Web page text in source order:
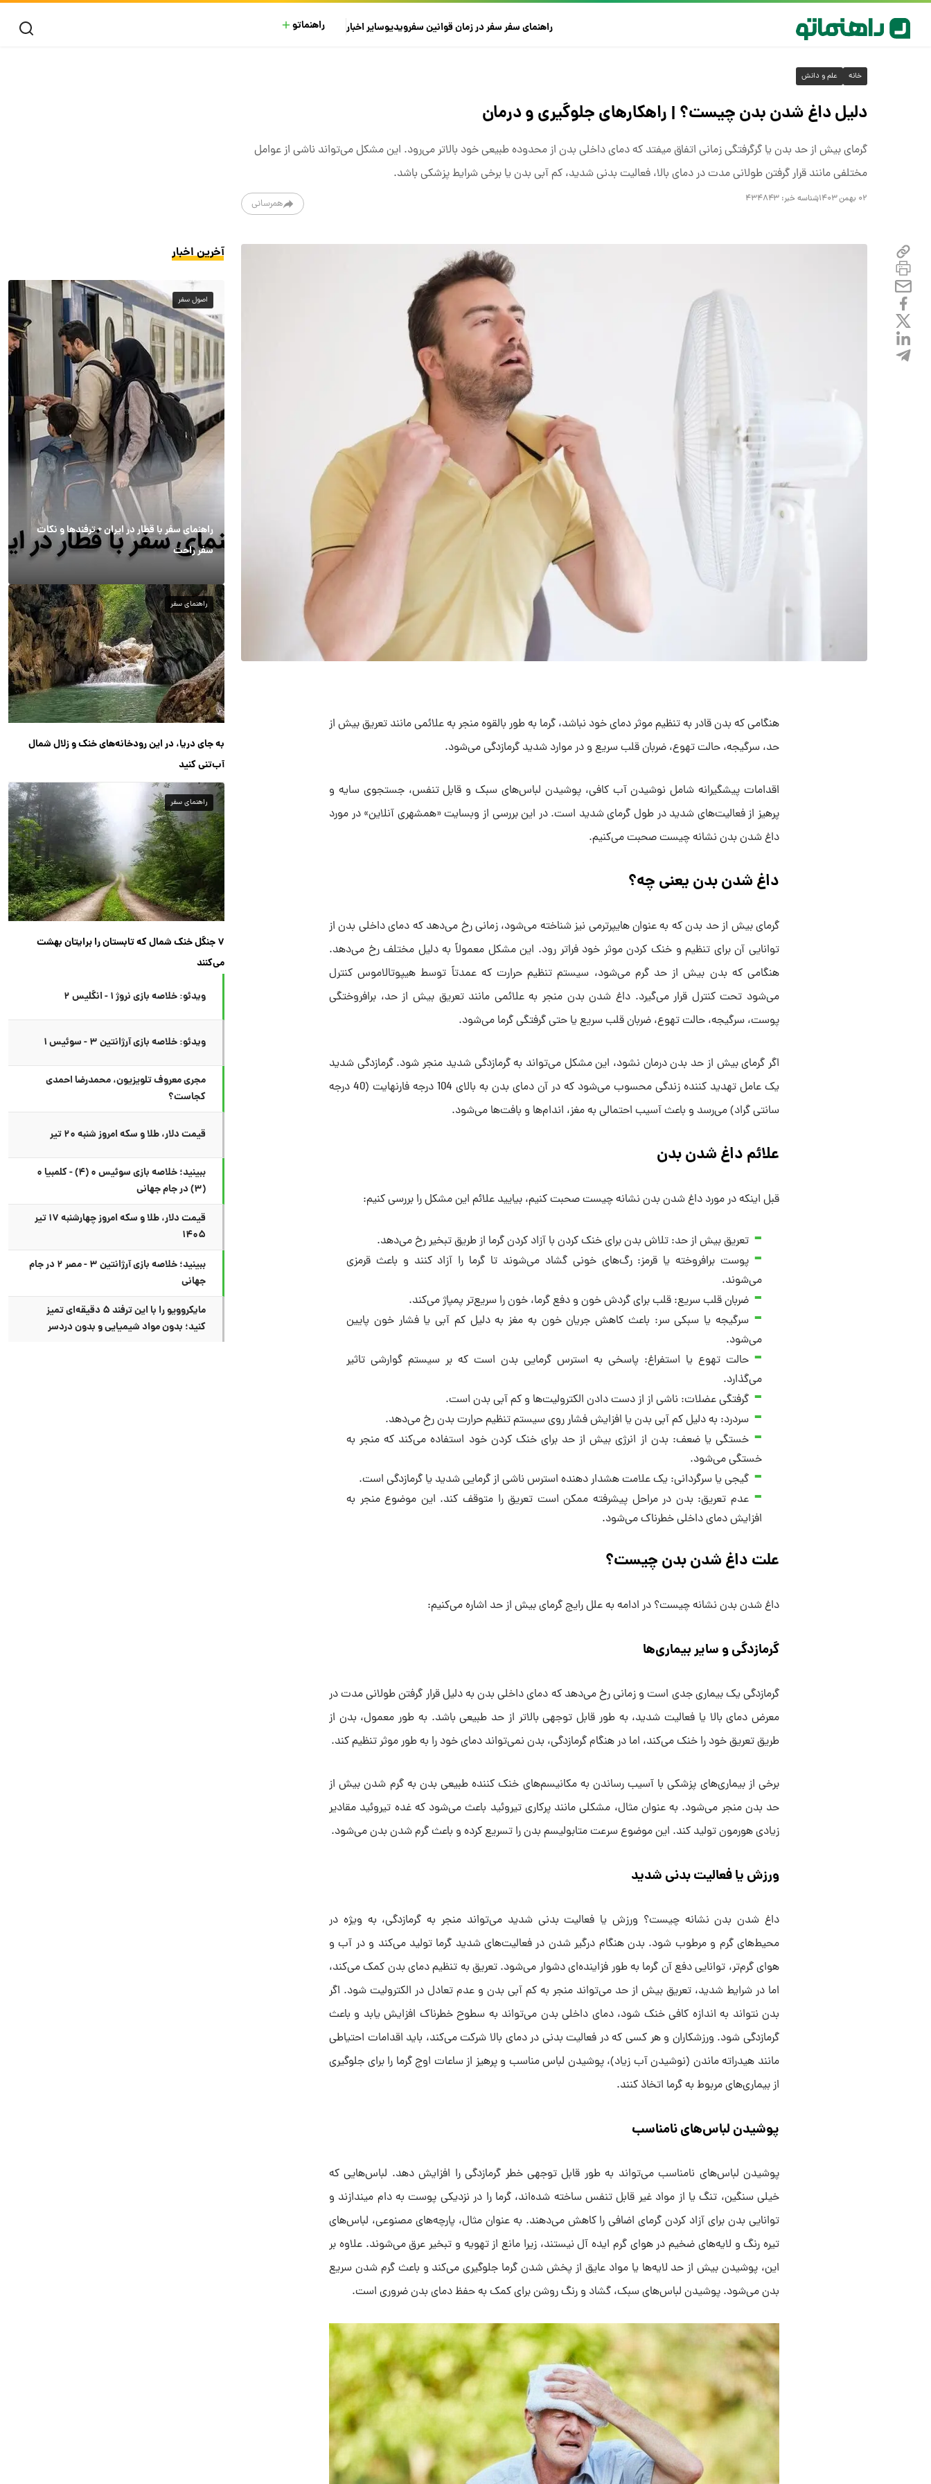
راهنمای سفرسفر در زمانقوانین سفرویدیوسایراخبار راهنماتو
خانه علم و دانش
دلیل داغ شدن بدن چیست؟ | راهکارهای جلوگیری و درمان
گرمای بیش از حد بدن یا گرگرفتگی زمانی اتفاق میفتد که دمای داخلی بدن از محدوده طبیعی خود بالاتر می‌رود. این مشکل می‌تواند ناشی از عوامل
مختلفی مانند قرار گرفتن طولانی مدت در دمای بالا، فعالیت بدنی شدید، کم آبی بدن یا برخی شرایط پزشکی باشد.
۰۲ بهمن ۱۴۰۳ شناسه خبر: ۴۳۴۸۴۳ همرسانی
هنگامی که بدن قادر به تنظیم موثر دمای خود نباشد، گرما به طور بالقوه منجر به علائمی مانند تعریق بیش از
حد، سرگیجه، حالت تهوع، ضربان قلب سریع و در موارد شدید گرمازدگی می‌شود.
اقدامات پیشگیرانه شامل نوشیدن آب کافی، پوشیدن لباس‌های سبک و قابل تنفس، جستجوی سایه و
پرهیز از فعالیت‌های شدید در طول گرمای شدید است. در این بررسی از وبسایت «همشهری آنلاین» در مورد
داغ شدن بدن نشانه چیست صحبت می‌کنیم.
داغ شدن بدن یعنی چه؟
گرمای بیش از حد بدن که به عنوان هایپرترمی نیز شناخته می‌شود، زمانی رخ می‌دهد که دمای داخلی بدن از
توانایی آن برای تنظیم و خنک کردن موثر خود فراتر رود. این مشکل معمولاً به دلیل مختلف رخ می‌دهد.
هنگامی که بدن بیش از حد گرم می‌شود، سیستم تنظیم حرارت که عمدتاً توسط هیپوتالاموس کنترل
می‌شود تحت کنترل قرار می‌گیرد. داغ شدن بدن منجر به علائمی مانند تعریق بیش از حد، برافروختگی
پوست، سرگیجه، حالت تهوع، ضربان قلب سریع یا حتی گرفتگی گرما می‌شود.
اگر گرمای بیش از حد بدن درمان نشود، این مشکل می‌تواند به گرمازدگی شدید منجر شود. گرمازدگی شدید
یک عامل تهدید کننده زندگی محسوب می‌شود که در آن دمای بدن به بالای 104 درجه فارنهایت (40 درجه
سانتی گراد) می‌رسد و باعث آسیب احتمالی به مغز، اندام‌ها و بافت‌ها می‌شود.
علائم داغ شدن بدن
قبل اینکه در مورد داغ شدن بدن نشانه چیست صحبت کنیم، بیایید علائم این مشکل را بررسی کنیم:
تعریق بیش از حد: تلاش بدن برای خنک کردن با آزاد کردن گرما از طریق تبخیر رخ می‌دهد.
پوست برافروخته یا قرمز: رگ‌های خونی گشاد می‌شوند تا گرما را آزاد کنند و باعث قرمزی
می‌شوند.
ضربان قلب سریع: قلب برای گردش خون و دفع گرما، خون را سریع‌تر پمپاژ می‌کند.
سرگیجه یا سبکی سر: باعث کاهش جریان خون به مغز به دلیل کم آبی یا فشار خون پایین
می‌شود.
حالت تهوع یا استفراغ: پاسخی به استرس گرمایی بدن است که بر سیستم گوارشی تاثیر
می‌گذارد.
گرفتگی عضلات: ناشی از از دست دادن الکترولیت‌ها و کم آبی بدن است.
سردرد: به دلیل کم آبی بدن یا افزایش فشار روی سیستم تنظیم حرارت بدن رخ می‌دهد.
خستگی یا ضعف: بدن از انرژی بیش از حد برای خنک کردن خود استفاده می‌کند که منجر به
خستگی می‌شود.
گیجی یا سرگردانی: یک علامت هشدار دهنده استرس ناشی از گرمایی شدید یا گرمازدگی است.
عدم تعریق: بدن در مراحل پیشرفته ممکن است تعریق را متوقف کند. این موضوع منجر به
افزایش دمای داخلی خطرناک می‌شود.
علت داغ شدن بدن چیست؟
داغ شدن بدن نشانه چیست؟ در ادامه به علل رایج گرمای بیش از حد اشاره می‌کنیم:
گرمازدگی و سایر بیماری‌ها
گرمازدگی یک بیماری جدی است و زمانی رخ می‌دهد که دمای داخلی بدن به دلیل قرار گرفتن طولانی مدت در
معرض دمای بالا یا فعالیت شدید، به طور قابل توجهی بالاتر از حد طبیعی باشد. به طور معمول، بدن از
طریق تعریق خود را خنک می‌کند، اما در هنگام گرمازدگی، بدن نمی‌تواند دمای خود را به طور موثر تنظیم کند.
برخی از بیماری‌های پزشکی با آسیب رساندن به مکانیسم‌های خنک کننده طبیعی بدن به گرم شدن بیش از
حد بدن منجر می‌شود. به عنوان مثال، مشکلی مانند پرکاری تیروئید باعث می‌شود که غده تیروئید مقادیر
زیادی هورمون تولید کند. این موضوع سرعت متابولیسم بدن را تسریع کرده و باعث گرم شدن بدن می‌شود.
ورزش یا فعالیت بدنی شدید
داغ شدن بدن نشانه چیست؟ ورزش یا فعالیت بدنی شدید می‌تواند منجر به گرمازدگی، به ویژه در
محیط‌های گرم و مرطوب شود. بدن هنگام درگیر شدن در فعالیت‌های شدید گرما تولید می‌کند و در آب و
هوای گرم‌تر، توانایی دفع آن گرما به طور فزاینده‌ای دشوار می‌شود. تعریق به تنظیم دمای بدن کمک می‌کند،
اما در شرایط شدید، تعریق بیش از حد می‌تواند منجر به کم آبی بدن و عدم تعادل در الکترولیت شود. اگر
بدن نتواند به اندازه کافی خنک شود، دمای داخلی بدن می‌تواند به سطوح خطرناک افزایش یابد و باعث
گرمازدگی شود. ورزشکاران و هر کسی که در فعالیت بدنی در دمای بالا شرکت می‌کند، باید اقدامات احتیاطی
مانند هیدراته ماندن (نوشیدن آب زیاد)، پوشیدن لباس مناسب و پرهیز از ساعات اوج گرما را برای جلوگیری
از بیماری‌های مربوط به گرما اتخاذ کنند.
پوشیدن لباس‌های نامناسب
پوشیدن لباس‌های نامناسب می‌تواند به طور قابل توجهی خطر گرمازدگی را افزایش دهد. لباس‌هایی که
خیلی سنگین، تنگ یا از مواد غیر قابل تنفس ساخته شده‌اند، گرما را در نزدیکی پوست به دام میندازند و
توانایی بدن برای آزاد کردن گرمای اضافی را کاهش می‌دهند. به عنوان مثال، پارچه‌های مصنوعی، لباس‌های
تیره رنگ و لایه‌های ضخیم در هوای گرم ایده آل نیستند، زیرا مانع از تهویه و تبخیر عرق می‌شوند. علاوه بر
این، پوشیدن بیش از حد لایه‌ها یا مواد عایق از پخش شدن گرما جلوگیری می‌کند و باعث گرم شدن سریع
بدن می‌شود. پوشیدن لباس‌های سبک، گشاد و رنگ روشن برای کمک به حفظ دمای بدن ضروری است.
آخرین اخبار
اصول سفر
راهنمای سفر با قطار در ایران + ترفندها و نکات
سفر راحت
راهنمای سفر
به جای دریا، در این رودخانه‌های خنک و زلال شمال
آب‌تنی کنید
راهنمای سفر
۷ جنگل خنک شمال که تابستان را برایتان بهشت
می‌کنند
ویدئو: خلاصه بازی نروژ ۱ - انگلیس ۲
ویدئو: خلاصه بازی آرژانتین ۳ - سوئیس ۱
مجری معروف تلویزیون، محمدرضا احمدی
کجاست؟
قیمت دلار، طلا و سکه امروز شنبه ۲۰ تیر
ببینید؛ خلاصه بازی سوئیس ۰ (۴) - کلمبیا ۰
(۳) در جام جهانی
قیمت دلار، طلا و سکه امروز چهارشنبه ۱۷ تیر
۱۴۰۵
ببینید؛ خلاصه بازی آرژانتین ۳ - مصر ۲ در جام
جهانی
مایکروویو را با این ترفند ۵ دقیقه‌ای تمیز
کنید؛ بدون مواد شیمیایی و بدون دردسر